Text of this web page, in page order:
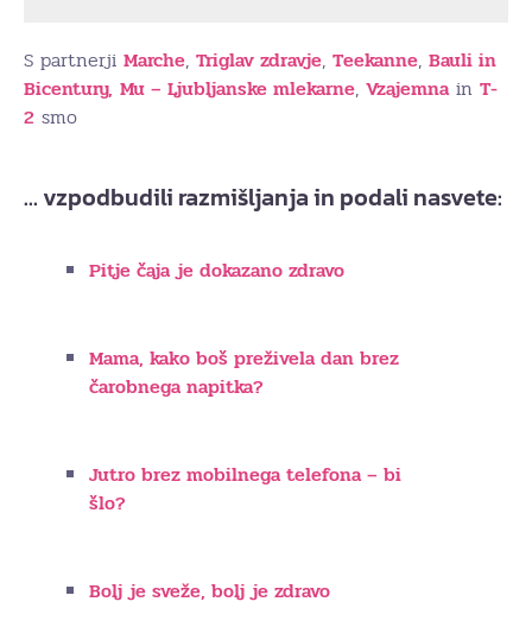
S partnerji Marche, Triglav zdravje, Teekanne, Bauli in
Bicentury, Mu – Ljubljanske mlekarne, Vzajemnain T-
2 smo
… vzpodbudili razmišljanja in podali nasvete:
Pitje čaja je dokazano zdravo
Mama, kako boš preživela dan brez
čarobnega napitka?
Jutro brez mobilnega telefona – bi
šlo?
Bolj je sveže, bolj je zdravo